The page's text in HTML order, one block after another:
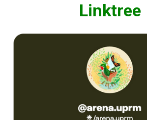
Linktree